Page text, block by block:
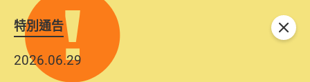
特別通告
2026.06.29
2025.10.31
關閉